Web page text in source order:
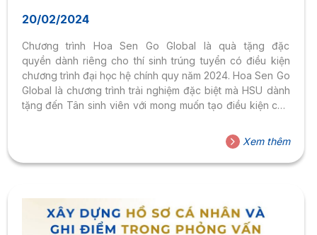
20/02/2024
Chương trình Hoa Sen Go Global là quà tặng đặc
quyền dành riêng cho thí sinh trúng tuyển có điều kiện
chương trình đại học hệ chính quy năm 2024. Hoa Sen Go
Global là chương trình trải nghiệm đặc biệt mà HSU dành
tặng đến Tân sinh viên với mong muốn tạo điều kiện cho
hội nhập tại môi trường đào tạo đạt chuẩn quốc tế và tôn
trọng sự khác biệt. Đây là lần đầu trường triển khai
chương trình đặc biệt này, khẳng định vị thế một trường
Xem thêm